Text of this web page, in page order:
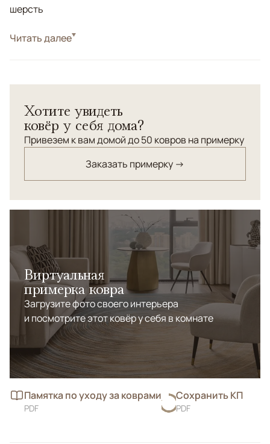
шерсть
СтильКилимы и сумахи
Старинная технология плетения. <br />Шерсть 100%.
Читать далее
Хотите увидеть
ковёр у себя дома?
Привезем к вам домой до 50 ковров на примерку
Заказать примерку →
Виртуальная
примерка ковра
Загрузите фото своего интерьера
и посмотрите этот ковёр у себя в комнате
Памятка по уходу за коврами
PDF
Сохранить КП
PDF